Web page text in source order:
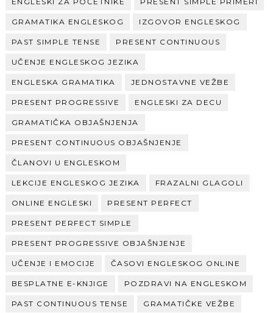
GRAMATIKA ENGLESKOG IZGOVOR ENGLESKOG
PAST SIMPLE TENSE PRESENT CONTINUOUS
UČENJE ENGLESKOG JEZIKA
ENGLESKA GRAMATIKA JEDNOSTAVNE VEŽBE
PRESENT PROGRESSIVE ENGLESKI ZA DECU
GRAMATIČKA OBJAŠNJENJA
PRESENT CONTINUOUS OBJAŠNJENJE
ČLANOVI U ENGLESKOM
LEKCIJE ENGLESKOG JEZIKA FRAZALNI GLAGOLI
ONLINE ENGLESKI PRESENT PERFECT
PRESENT PERFECT SIMPLE
PRESENT PROGRESSIVE OBJAŠNJENJE
UČENJE I EMOCIJE ČASOVI ENGLESKOG ONLINE
BESPLATNE E-KNJIGE POZDRAVI NA ENGLESKOM
PAST CONTINUOUS TENSE GRAMATIČKE VEŽBE